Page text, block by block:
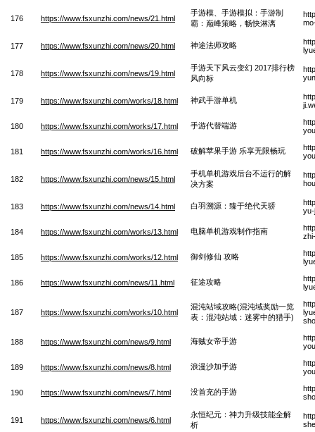
176 https://www.fsxunzhi.com/news/21.html
手游模、手游模拟：手游制
霸：巅峰策略，畅快淋漓
177 https://www.fsxunzhi.com/news/20.html 神途法师攻略
178 https://www.fsxunzhi.com/news/19.html
手游天下风云变幻 2017排行榜
风向标
179 https://www.fsxunzhi.com/works/18.html 神武手游单机
180 https://www.fsxunzhi.com/works/17.html 手游代替端游
181 https://www.fsxunzhi.com/works/16.html 破解苹果手游 乐享无限畅玩
182 https://www.fsxunzhi.com/news/15.html
手机单机游戏后台不运行的解
决方案
183 https://www.fsxunzhi.com/news/14.html 白羽溯源：臻于绝代天骄
yu-
184 https://www.fsxunzhi.com/works/13.html 电脑单机游戏制作指南
185 https://www.fsxunzhi.com/works/12.html 御剑修仙 攻略
186 https://www.fsxunzhi.com/news/11.html 征途攻略
187 https://www.fsxunzhi.com/works/10.html
混沌站域攻略(混沌域奖励一览
表：混沌站域：迷雾中的猎手)
188 https://www.fsxunzhi.com/news/9.html 海贼女帝手游
189 https://www.fsxunzhi.com/news/8.html 浪漫沙加手游
190 https://www.fsxunzhi.com/news/7.html 没首充的手游
191 https://www.fsxunzhi.com/news/6.html
永恒纪元：神力升级技能全解
析